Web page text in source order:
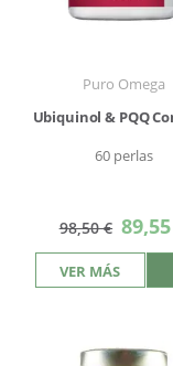
Puro Omega
Ubiquinol & PQQ
60 perlas
98,50 € Precio
especial
VER MÁS